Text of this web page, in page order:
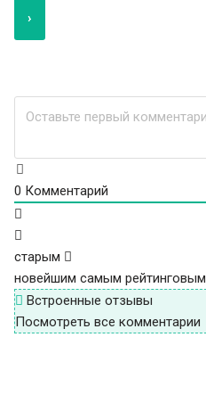
0 Комментарий
старым
новейшим самым рейтинговым
Встроенные отзывы
Посмотреть все комментарии